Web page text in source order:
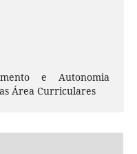
e Autonomia
Área Curriculares